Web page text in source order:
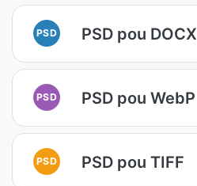
PSD PSD pou DOCX
PSD PSD pou WebP
PSD PSD pou TIFF